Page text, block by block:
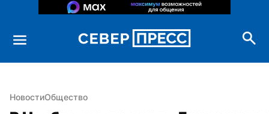
НовостиОбщество